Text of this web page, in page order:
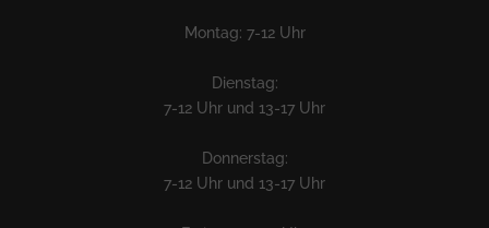
Montag: 7-12 Uhr
Dienstag:
7-12 Uhr und 13-17 Uhr
Donnerstag:
7-12 Uhr und 13-17 Uhr